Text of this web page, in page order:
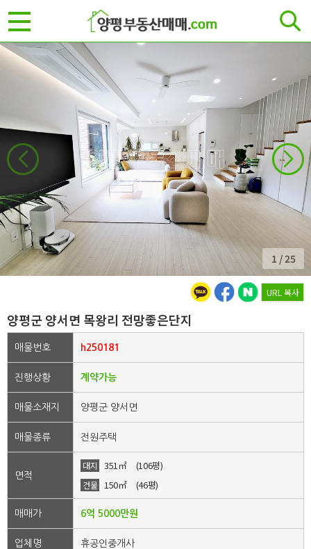
1/25
URL 복사
양평군 양서면 목왕리 전망좋은단지
매물번호 h250181
진행상황 계약가능
매물소재지 양평군 양서면
매물종류 전원주택
면적
대지 351㎡ (106평)
건물 150㎡ (46평)
매매가 6억 5000만원
업체명 휴공인중개사